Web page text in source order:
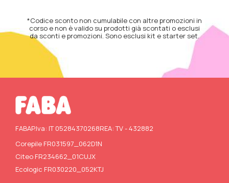
*Codice sconto non cumulabile con altre promozioni in
corso e non è valido su prodotti già scontati o esclusi
da sconti e promozioni. Sono esclusi kit e starter set.
FABAP.Iva: IT 05284370268REA: TV - 432882
Corepile FR031597_062D1N
Citeo FR234662_01CUJX
Ecologic FR030220_052KTJ